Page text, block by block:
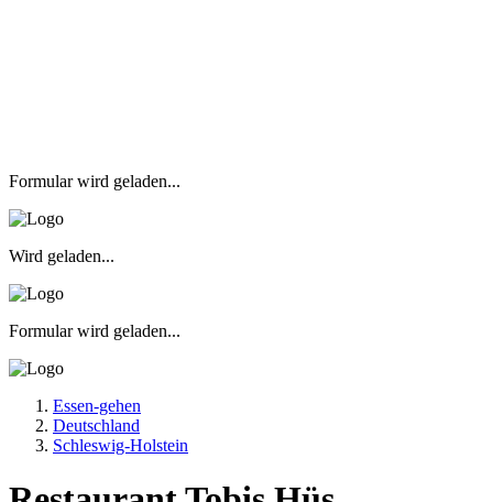
Formular wird geladen...
Wird geladen...
Formular wird geladen...
Essen-gehen
Deutschland
Schleswig-Holstein